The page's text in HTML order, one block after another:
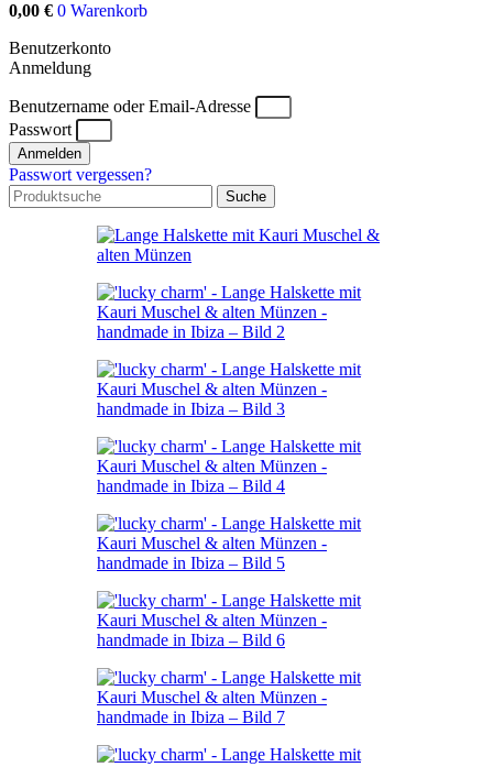
0,00 € 0 Warenkorb
Benutzerkonto
Anmeldung
Benutzername oder Email-Adresse
Passwort
Anmelden
Passwort vergessen?
Suche